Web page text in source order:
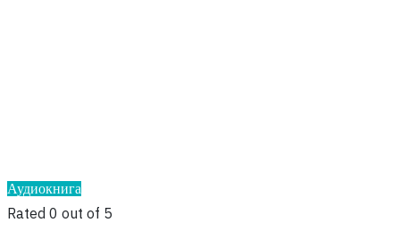
Аудиокнига
Rated 0 out of 5